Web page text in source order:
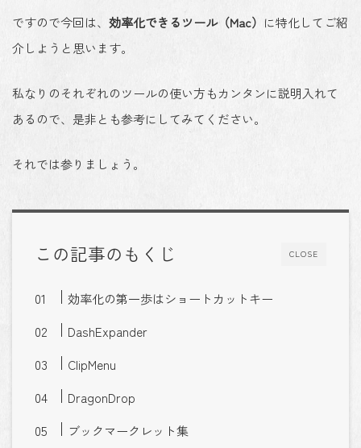
ですので今回は、 効率化できるツール（Mac） に特化してご紹
介しようと思います。
私なりのそれぞれのツールの使い方もカンタンに説明入れて
あるので、是非とも参考にしてみてください。
それでは参りましょう。
CLOSE
この記事のもくじ
効率化の第一歩はショートカットキー
DashExpander
ClipMenu
DragonDrop
ブックマークレット集